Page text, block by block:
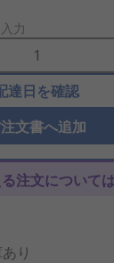
力
達日を確認
注文書へ追加
注文について
り